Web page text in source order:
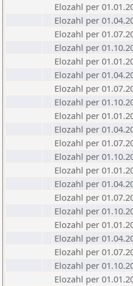
Elozahl per
Elozahl per
Elozahl per
Elozahl per
Elozahl per
Elozahl per
Elozahl per
Elozahl per
Elozahl per
Elozahl per
Elozahl per
Elozahl per
Elozahl per
Elozahl per
Elozahl per
Elozahl per
Elozahl per
Elozahl per
Elozahl per
Elozahl per
Elozahl per